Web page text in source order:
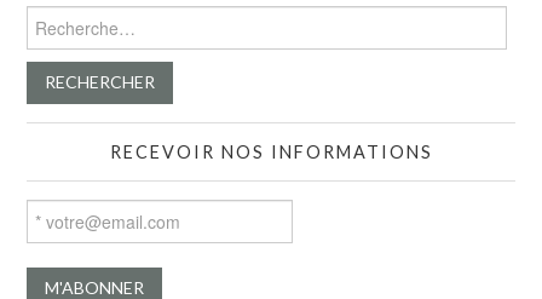
RECEVOIR NOS INFORMATIONS